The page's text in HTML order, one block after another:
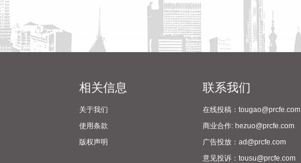
相关信息
关于我们
使用条款
版权声明
联系我们
在线投稿：tougao@prcfe.com
商业合作: hezuo@prcfe.com
广告投放：ad@prcfe.com
意见投诉：tousu@prcfe.com